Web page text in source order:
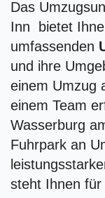
Das
Inn bietet
umfassenden
und ihre
einem Umzug
einem Team
Wasserburg
Fuhrpark an
steht Ihnen